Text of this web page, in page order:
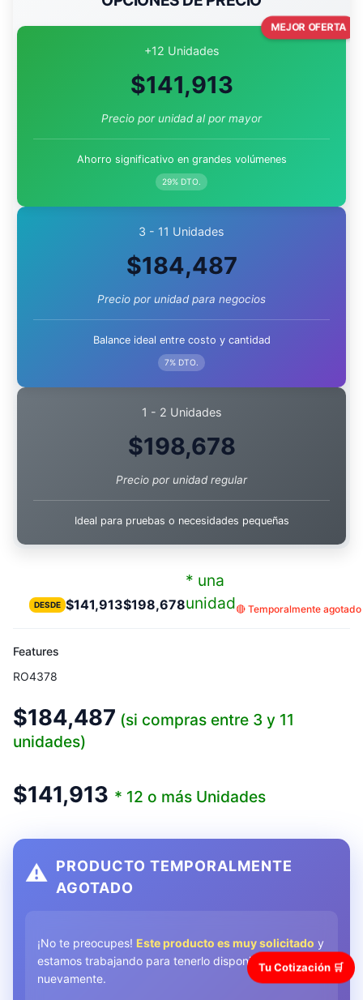
MEJOR OFERTA
+12 Unidades
$141,913
Precio por unidad al por mayor
Ahorro significativo en grandes volúmenes
29% DTO.
3 - 11 Unidades
$184,487
Precio por unidad para negocios
Balance ideal entre costo y cantidad
7% DTO.
1 - 2 Unidades
$198,678
Precio por unidad regular
Ideal para pruebas o necesidades pequeñas
DESDE $141,913$198,678
* una
unidad🔴 Temporalmente
Features
RO4378
$184,487 (si compras entre 3 y 11
unidades)
$141,913 * 12 o más Unidades
⚠️ PRODUCTO TEMPORALMENTE
AGOTADO
¡No te preocupes! Este producto es muy solicitado y
estamos trabajando para tenerlo disponible
nuevamente.
Tu Cotización 🛒